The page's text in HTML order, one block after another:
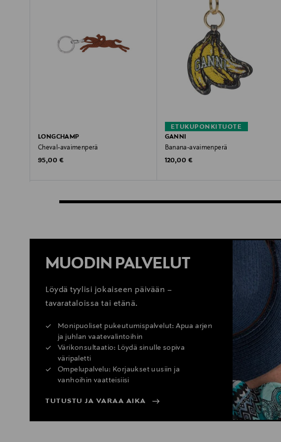
LONGCHAMP
Cheval-avaimenperä
Original Price
95,00 €
ETUKUPONKITUOTE
GANNI
Banana-avaimenperä
Original Price
120,00 €
MUODIN PALVELUT
Löydä tyylisi jokaiseen päivään –
tavarataloissa tai etänä.
Monipuoliset pukeutumispalvelut: Apua arjen
ja juhlan vaatevalintoihin
Värikonsultaatio: Löydä sinulle sopiva
väripaletti
Ompelupalvelu: Korjaukset uusiin ja
vanhoihin vaatteisiisi
TUTUSTU JA VARAA AIKA